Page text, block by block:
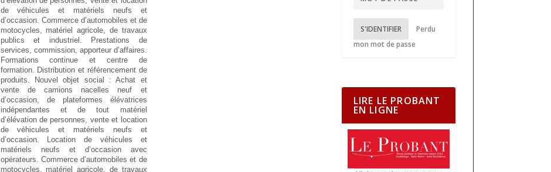
de véhicules et matériels neufs et
d’occasion. Commerce d’automobiles et de
motocycles, matériel agricole, de travaux
publics et industriel. Prestations de
services, commission, apporteur d’affaires.
Formations continue et centre de
formation. Distribution et référencement de
produits.
Nouvel objet social :Achat et
vente de camions nacelles neuf et
d’occasion, de plateformes élévatrices
indépendantes et de tout matériel
d’élévation de personnes, vente et location
de véhicules et matériels neufs et
d’occasion. Location de véhicules et
matériels neufs et d’occasion avec
opérateurs. Commerce d’automobiles et de
motocycles, matériel agricole, de travaux
S'IDENTIFIER
Perdu
mon mot de passe
LIRE LE PROBANT
EN LIGNE